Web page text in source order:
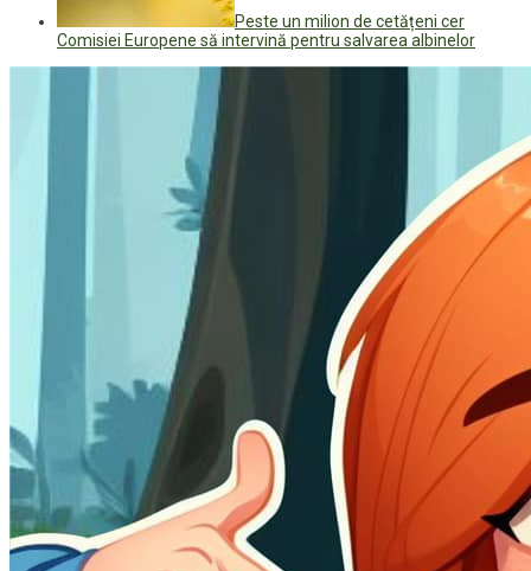
Peste un milion de cetățeni cer
Comisiei Europene să intervină pentru salvarea albinelor